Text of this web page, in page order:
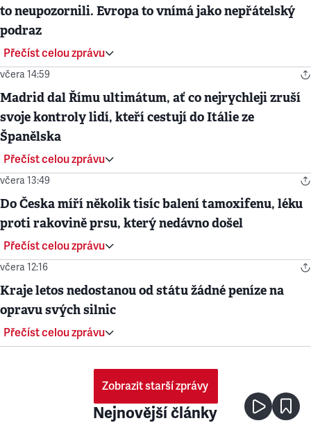
to neupozornili. Evropa to vnímá jako nepřátelský
podraz
Přečíst celou zprávu
včera 14:59
Madrid dal Římu ultimátum, ať co nejrychleji zruší
svoje kontroly lidí, kteří cestují do Itálie ze
Španělska
Přečíst celou zprávu
včera 13:49
Do Česka míří několik tisíc balení tamoxifenu, léku
proti rakovině prsu, který nedávno došel
Přečíst celou zprávu
včera 12:16
Kraje letos nedostanou od státu žádné peníze na
opravu svých silnic
Přečíst celou zprávu
Zobrazit starší zprávy
Nejnovější články